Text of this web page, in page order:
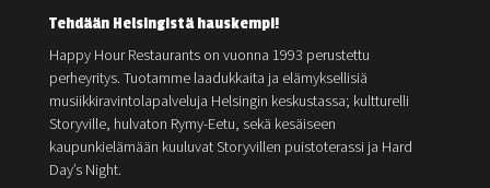
Tehdään Helsingistä hauskempi!
Happy Hour Restaurants on vuonna 1993 perustettu
perheyritys. Tuotamme laadukkaita ja elämyksellisiä
musiikkiravintolapalveluja Helsingin keskustassa; kultturelli
Storyville, hulvaton Rymy-Eetu, sekä kesäiseen
kaupunkielämään kuuluvat Storyvillen puistoterassi ja Hard
Day’s Night.